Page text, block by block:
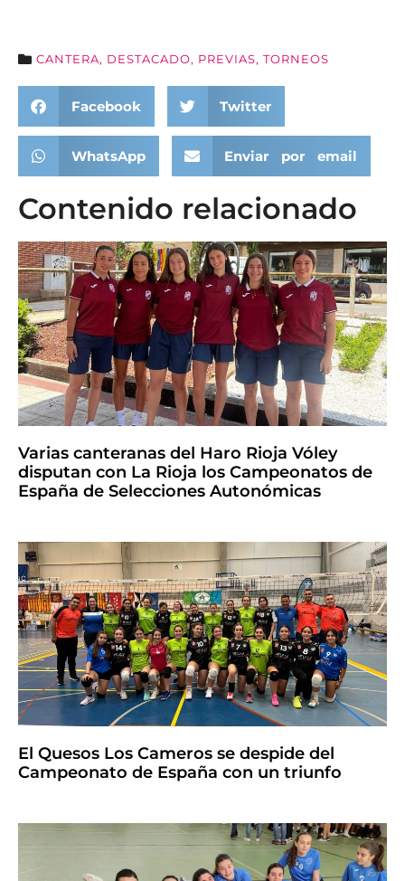
CANTERA, DESTACADO, PREVIAS, TORNEOS
Facebook Twitter
WhatsApp Enviar por email
Contenido relacionado
Varias canteranas del Haro Rioja Vóley
disputan con La Rioja los Campeonatos de
España de Selecciones Autonómicas
El Quesos Los Cameros se despide del
Campeonato de España con un triunfo